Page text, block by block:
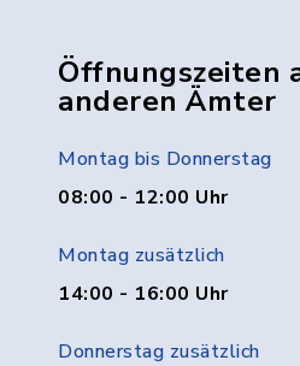
Öffnungszeiten
anderen Ämter
Montag bis Donnerstag
08:00 - 12:00 Uhr
Montag zusätzlich
14:00 - 16:00 Uhr
Donnerstag zusätzlich